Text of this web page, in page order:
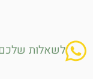
לשאלות שלכם